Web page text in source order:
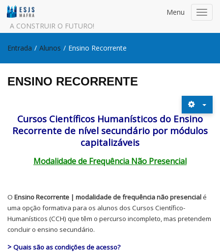
A CONSTRUIR O FUTURO!
Menu
Entrada / Alunos / Ensino Recorrente
ENSINO RECORRENTE
Cursos Científicos Humanísticos do Ensino
Recorrente de nível secundário por módulos
capitalizáveis
Modalidade de Frequência Não Presencial
O Ensino Recorrente | modalidade de frequência não presencialé
uma opção formativa para os alunos dos Cursos Científico-
Humanísticos (CCH) que têm o percurso incompleto, mas pretendem
concluir o ensino secundário.
> Quais são as condições de acesso?